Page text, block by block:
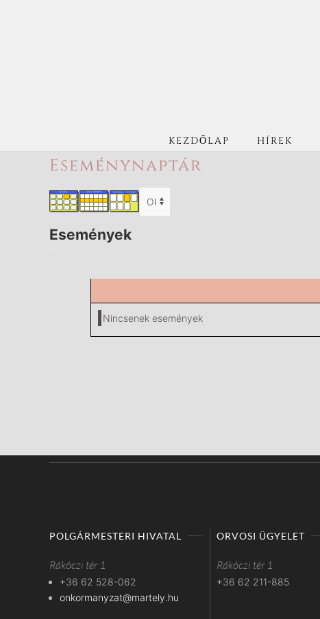
KEZDŐLAP HÍREK
Eseménynaptár
Események
Nincsenek események
POLGÁRMESTERI HIVATAL
Rákóczi tér 1
+36 62 528-062
onkormanyzat@martely.hu
ORVOSI ÜGYELET
Rákóczi tér 1
+36 62 211-885